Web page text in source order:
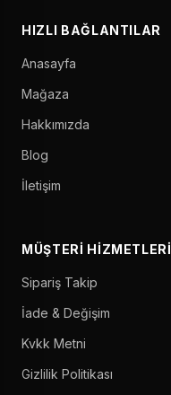
HIZLI BAĞLANTILAR
Anasayfa
Mağaza
Hakkımızda
Blog
İletişim
MÜŞTERI HIZMETLERI
Sipariş Takip
İade & Değişim
Kvkk Metni
Gizlilik Politikası